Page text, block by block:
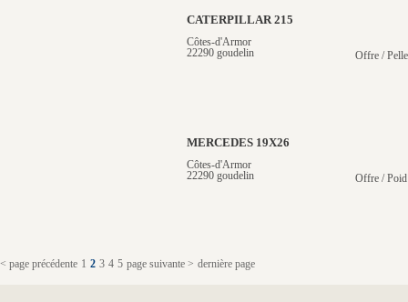
CATERPILLAR 215
Côtes-d'Armor
22290 goudelin
Offre /
MERCEDES 19X26
Côtes-d'Armor
22290 goudelin
Offre /
< page précédente 1 2 3 4 5 page suivante > dernière page